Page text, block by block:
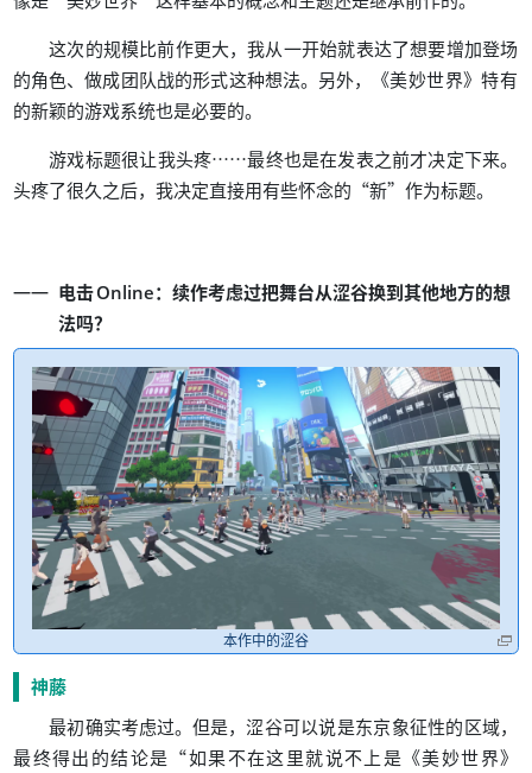
这次的规模比前作更大，我从一开始就表达了想要增加登场
的角色、做成团队战的形式这种想法。 另外， 《美妙世界》特有
的新颖的游戏系统也是必要的。
游戏标题很让我头疼……最终也是在发表之前才决定下来。
头疼了很久之后，我决定直接用有些怀念的 “新”作为标题。
电击Online： 续作考虑过把舞台从涩谷换到其他地方的想
法吗？
本作中的涩谷
神藤
最初确实考虑过。但是，涩谷可以说是东京象征性的区域，
最终得出的结论是 “如果不在这里就说不上是 《美妙世界》